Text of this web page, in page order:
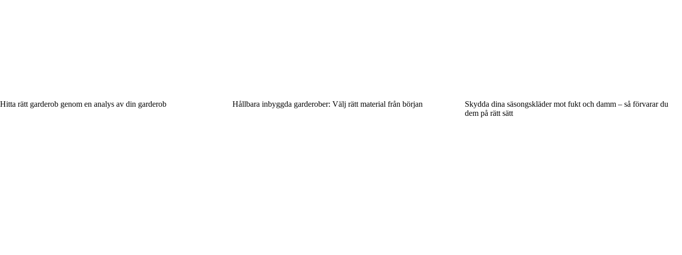
Hitta rätt garderob genom en analys av din garderob Hållbara inbyggda garderober: Välj rätt material från början
Skydda dina säsongskläder mot fukt och damm – så förvarar du
dem på rätt sätt